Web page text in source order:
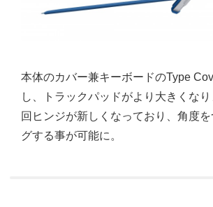
本体のカバー兼キーボードのType
し、トラックパッドがより大きくな
回ヒンジが新しくなっており、角度
グする事が可能に。